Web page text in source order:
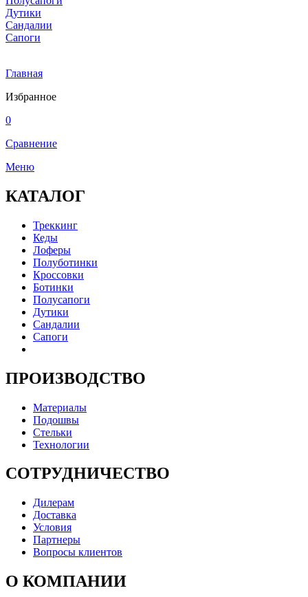
Дутики
Сандалии
Сапоги
Главная
Избранное
0
Сравнение
Меню
КАТАЛОГ
Треккинг
Кеды
Лоферы
Полуботинки
Кроссовки
Ботинки
Полусапоги
Дутики
Сандалии
Сапоги
ПРОИЗВОДСТВО
Материалы
Подошвы
Стельки
Технологии
СОТРУДНИЧЕСТВО
Дилерам
Доставка
Условия
Партнеры
Вопросы клиентов
О КОМПАНИИ